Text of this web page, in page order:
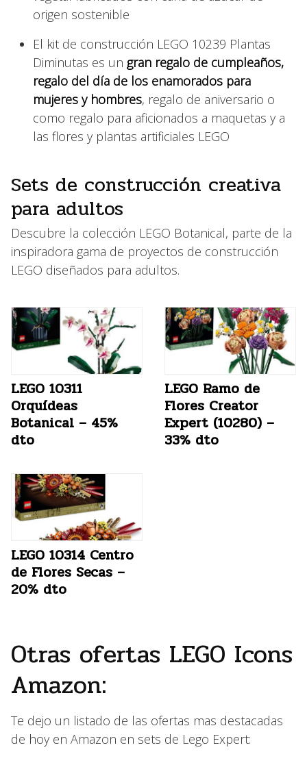
origen sostenible
El kit de construcción LEGO 10239 Plantas
Diminutas es un gran regalo de cumpleaños,
regalo del día de los enamorados para
mujeres y hombres, regalo de aniversario o
como regalo para aficionados a maquetas y a
las flores y plantas artificiales LEGO
Sets de construcción creativa
para adultos
Descubre la colección LEGO Botanical, parte de la
inspiradora gama de proyectos de construcción
LEGO diseñados para adultos.
LEGO 10311
Orquídeas
Botanical – 45%
dto
LEGO Ramo de
Flores Creator
Expert (10280) –
33% dto
LEGO 10314 Centro
de Flores Secas –
20% dto
Otras ofertas LEGO Icons
Amazon:
Te dejo un listado de las ofertas mas destacadas
de hoy en Amazon en sets de Lego Expert: